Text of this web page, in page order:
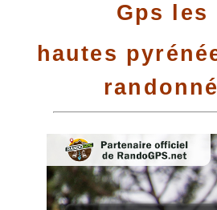
Gps
hautes